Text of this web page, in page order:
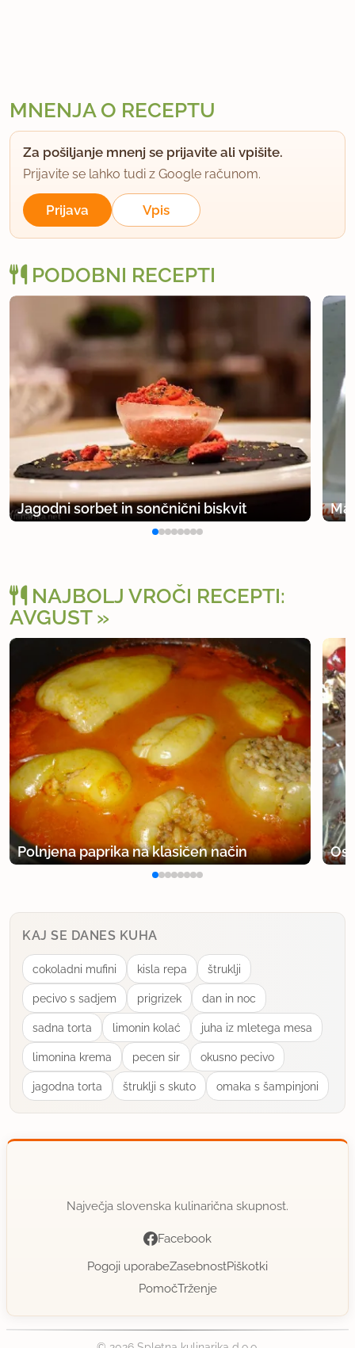
MNENJA O RECEPTU
Za pošiljanje mnenj se prijavite ali vpišite.
Prijavite se lahko tudi z Google računom.
Prijava Vpis
PODOBNI RECEPTI
Jagodni sorbet in sončnični biskvit
NAJBOLJ VROČI RECEPTI:
AVGUST
Polnjena paprika na klasičen način
KAJ SE DANES KUHA
cokoladni mufini kisla repa štruklji
pecivo s sadjem prigrizek dan in noc
sadna torta limonin kolać juha iz mletega mesa
limonina krema pecen sir okusno pecivo
jagodna torta štruklji s skuto omaka s šampinjoni
Največja slovenska kulinarična skupnost.
Facebook
Pogoji uporabeZasebnostPiškotki
PomočTrženje